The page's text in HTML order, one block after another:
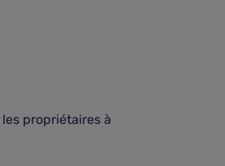
propriétaires à